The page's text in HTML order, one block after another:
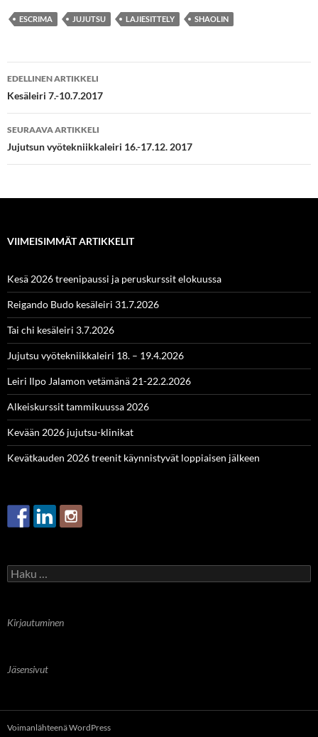
ESCRIMA JUJUTSU LAJIESITTELY SHAOLIN
Artikkelien
selaus
EDELLINEN ARTIKKELI
Kesäleiri 7.-10.7.2017
SEURAAVA ARTIKKELI
Jujutsun vyötekniikkaleiri 16.-17.12. 2017
VIIMEISIMMÄT ARTIKKELIT
Kesä 2026 treenipaussi ja peruskurssit elokuussa
Reigando Budo kesäleiri 31.7.2026
Tai chi kesäleiri 3.7.2026
Jujutsu vyötekniikkaleiri 18. – 19.4.2026
Leiri Ilpo Jalamon vetämänä 21-22.2.2026
Alkeiskurssit tammikuussa 2026
Kevään 2026 jujutsu-klinikat
Kevätkauden 2026 treenit käynnistyvät loppiaisen jälkeen
Haku:
Kirjautuminen
Jäsensivut
Voimanlähteenä WordPress